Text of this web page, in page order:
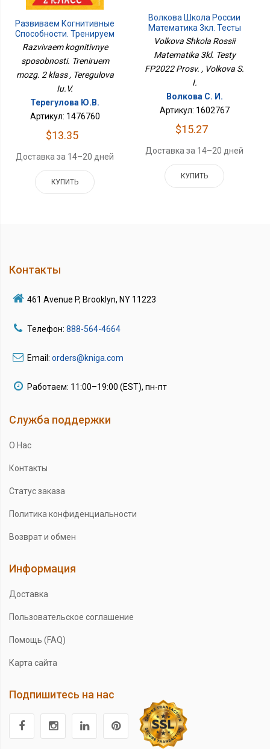
Развиваем Когнитивные
Способности. Тренируем
Мозг. 2 Класс
Razvivaem kognitivnye
sposobnosti. Treniruem
mozg. 2 klass , Teregulova
Iu.V.
Терегулова Ю.В.
Артикул: 1476760
$13.35
Доставка за 14–20 дней
КУПИТЬ
Волкова Школа России
Математика 3кл. Тесты
ФП2022 Просв.
Volkova Shkola Rossii
Matematika 3kl. Testy
FP2022 Prosv. , Volkova S.
I.
Волкова С. И.
Артикул: 1602767
$15.27
Доставка за 14–20 дней
КУПИТЬ
Контакты
461 Avenue P, Brooklyn, NY 11223
Телефон: 888-564-4664
Email: orders@kniga.com
Работаем: 11:00–19:00 (EST), пн-пт
Служба поддержки
О Нас
Контакты
Статус заказа
Политика конфиденциальности
Возврат и обмен
Информация
Доставка
Пользовательское соглашение
Помощь (FAQ)
Карта сайта
Подпишитесь на нас